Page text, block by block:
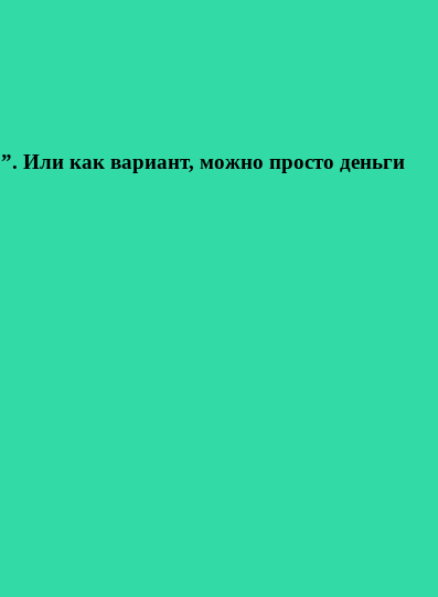
как вариант, можно просто деньги